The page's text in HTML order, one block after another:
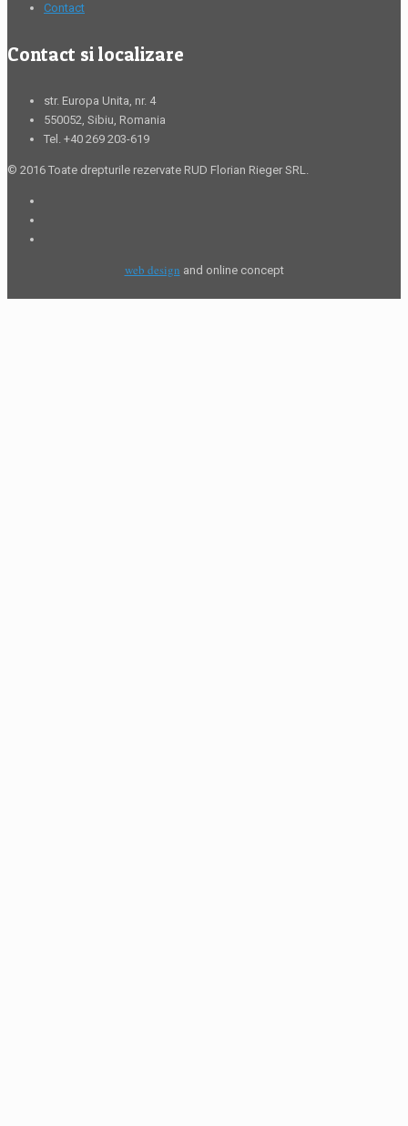
Contact
Contact si localizare
str. Europa Unita, nr. 4
550052, Sibiu, Romania
Tel. +40 269 203-619
© 2016 Toate drepturile rezervate RUD Florian Rieger SRL.
web design and online concept